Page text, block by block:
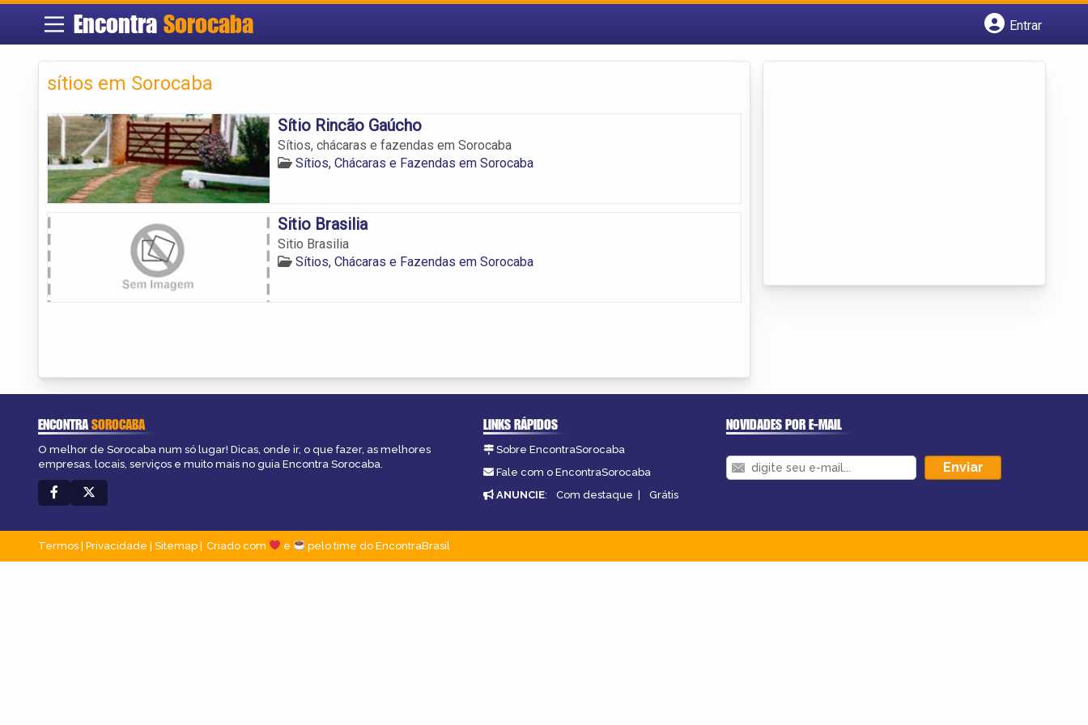
Encontra Sorocaba
Entrar
sítios em Sorocaba
Sítio Rincão Gaúcho
Sítios, chácaras e fazendas em Sorocaba
Sítios, Chácaras e Fazendas em Sorocaba
Sitio Brasilia
Sitio Brasilia
Sítios, Chácaras e Fazendas em Sorocaba
ENCONTRASOROCABA
O melhor de Sorocaba num só lugar! Dicas, onde ir, o que fazer, as melhores
empresas, locais, serviços e muito mais no guia Encontra Sorocaba.
LINKS RÁPIDOS
Sobre EncontraSorocaba
Fale com o EncontraSorocaba
ANUNCIE: Com destaque | Grátis
NOVIDADES POR E-MAIL
Termos | Privacidade | Sitemap Criado com e pelo time do EncontraBrasil